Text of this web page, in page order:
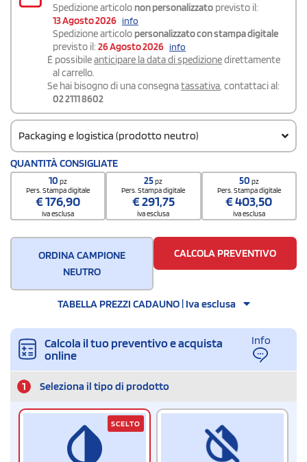
Spedizione articolo non personalizzato previsto il:
13 Agosto 2026 info
Spedizione articolo personalizzato con stampa digitale
previsto il: 26 Agosto 2026 info
É possibileanticipare la data di spedizionedirettamente
al carrello.
Se hai bisogno di una consegnatassativa, contattaci al:
02 2111 8602
Packaging e logistica (prodotto neutro)
Codice doganale
66019990
QUANTITÀ CONSIGLIATE
10pz
Pers. Stampa digitale
€176,90
iva esclusa
25pz
Pers. Stampa digitale
€291,75
iva esclusa
50 pz
Pers. Stampa digitale
€403,50
iva esclusa
ORDINA CAMPIONE
NEUTRO
CALCOLA PREVENTIVO
TABELLA PREZZI CADAUNO | Iva esclusa
Calcola il tuo preventivo e acquista
online
Info
1 Seleziona il tipo di prodotto
SCELTO